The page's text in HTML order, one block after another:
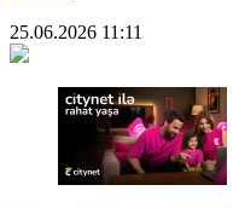
25.06.2026 11:11